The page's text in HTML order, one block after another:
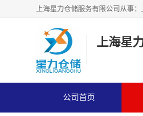
上海星
公司首页